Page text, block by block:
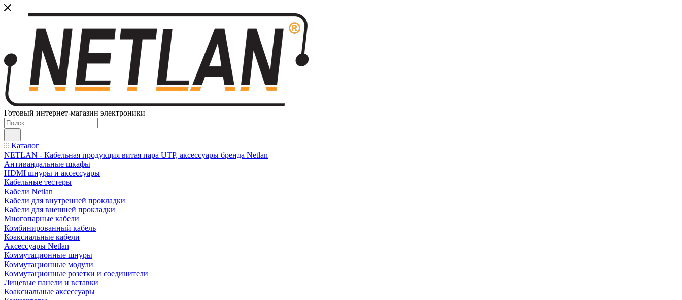
Готовый интернет-магазин электроники
Каталог
NETLAN - Кабельная продукция витая пара UTP, аксессуары бренда Netlan
Антивандальные шкафы
HDMI шнуры и аксессуары
Кабельные тестеры
Кабели Netlan
Кабели для внутренней прокладки
Кабели для внешней прокладки
Многопарные кабели
Комбинированный кабель
Коаксиальные кабели
Аксессуары Netlan
Коммутационные шнуры
Коммутационные модули
Коммутационные розетки и соединители
Лицевые панели и вставки
Коаксиальные аксессуары